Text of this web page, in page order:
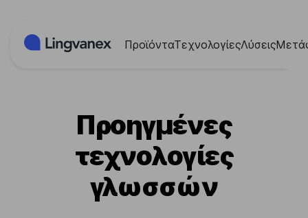
ΠροϊόνταΤεχνολογίεςΛύσεις
Προηγμένες
τεχνολογίες
γλωσσών